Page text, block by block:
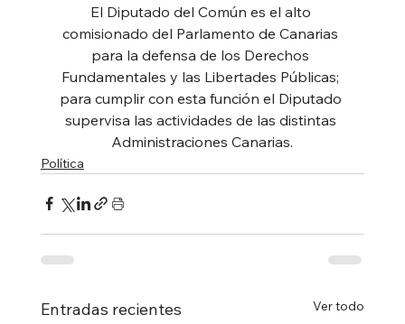
El Diputado del Común es el alto
comisionado del Parlamento de Canarias
para la defensa de los Derechos
Fundamentales y las Libertades Públicas;
para cumplir con esta función el Diputado
supervisa las actividades de las distintas
Administraciones Canarias.
Política
Entradas recientes Ver todo